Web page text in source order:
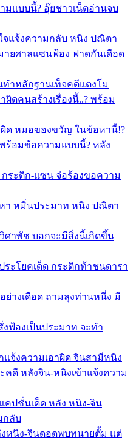
แบบนี้? อุ๊ยชาวเน็ตอ่านจบ
จแจ้งความกลับ หนิง ปณิตา
ยศาลแซนฟ้อง ฟาดกันเดือด
ทำหลักฐานเท็จคดีแตงโม
ผิดคนสร้างเรื่องนี้..? พร้อม
ด หมอของขวัญ ในข้อหานี้!?
ร้อมข้อความแบบนี้? หลัง
ระติก-แซน จ่อร้องขอความ
า หมิ่นประมาท หนิง ปณิตา
ศาพัช บอกจะมีสิ่งนี้เกิดขึ้น
ระโยคเด็ด กระติกท้าชนดารา
ย่างเดือด ถามลุงท่านหนึ่ง มี
งฟ้องเป็นประมาท จะทำ
แจ้งความเอาผิด จินสามีหนิง
ดี หลังจิน-หนิงเข้าแจ้งความ
คปชั่นเด็ด หลัง หนิง-จิน
กลับ
หนิง-จินดอดพบทนายตั้ม แต่